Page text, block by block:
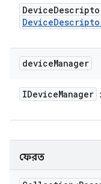
Device
Device
deviceManager
IDeviceManager :
ফেরত